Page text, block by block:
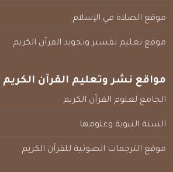
موقع الصلاة في الإسلام
موقع تعليم تفسير وتجويد القرآن الكريم
مواقع نشر وتعليم القرآن الكريم
الجامع لعلوم القرآن الكريم
السنة النبوية وعلومها
موقع الترجمات الصوتية للقرآن الكريم